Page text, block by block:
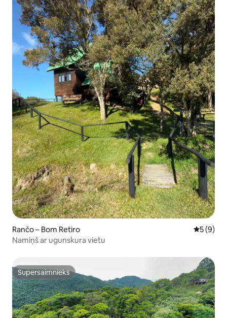
Rančo – Bom Retiro Vidējais
5 (9)
Namiņš ar ugunskura vietu
Supersaimnieks
Supersaimnieks